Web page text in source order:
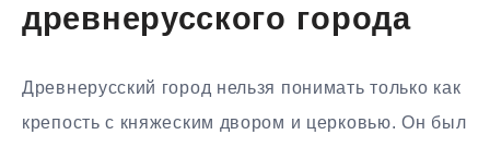
древнерусского города
Древнерусский город нельзя понимать только как
крепость с княжеским двором и церковью. Он был